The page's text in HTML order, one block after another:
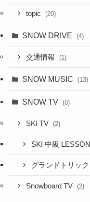
topic (20)
SNOW DRIVE (4)
交通情報 (1)
SNOW MUSIC (13)
SNOW TV (8)
SKI TV (2)
SKI 中級 LESSON
グランドトリック
Snowboard TV (2)